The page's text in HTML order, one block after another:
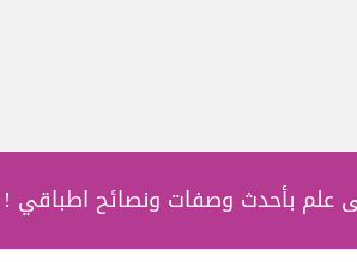
علم بأحدث وصفات ونصائح اطباقي !